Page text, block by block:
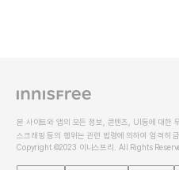
본 사이트와 앱의 모든 정보, 콘텐츠, UI등에 대한
스크래핑 등의 행위는 관련 법령에 의하여 엄격히
Copyright ©2023 이니스프리. All Rights